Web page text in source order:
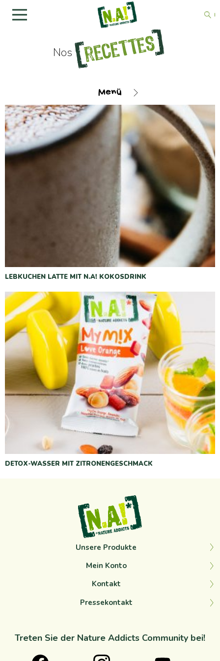
Nos recettes
Menü
LEBKUCHEN LATTE MIT N.A! KOKOSDRINK
DETOX-WASSER MIT ZITRONENGESCHMACK
Unsere Produkte
Mein Konto
Kontakt
Pressekontakt
Treten Sie der Nature Addicts Community bei!